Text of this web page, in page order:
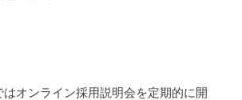
はオンライン採用説明会を定期的に開